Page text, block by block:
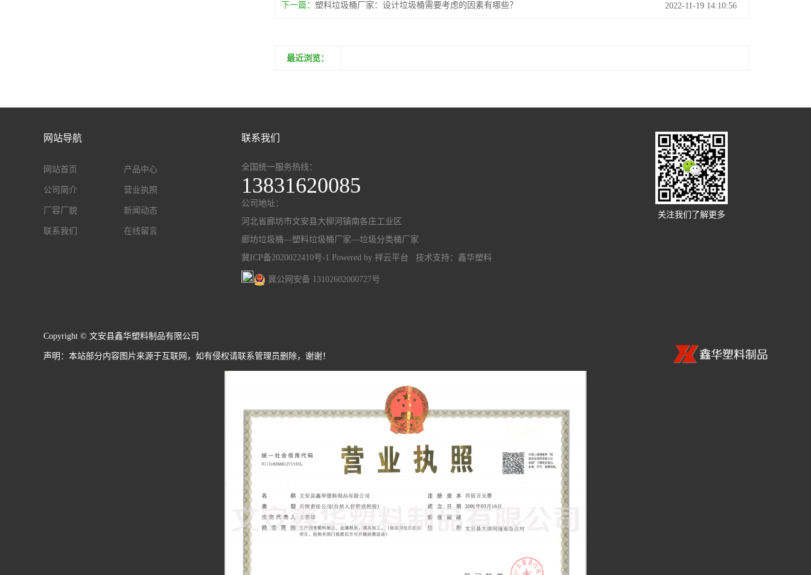
下一篇： 塑料垃圾桶厂家：设计垃圾桶需要考虑的因素有哪些？ 2022-11-19 14:10:56
最近浏览：
网站导航
网站首页 产品中心
公司简介 营业执照
厂容厂貌 新闻动态
联系我们 在线留言
联系我们
全国统一服务热线：
13831620085
公司地址：
河北省廊坊市文安县大柳河镇南各庄工业区
廊坊垃圾桶—塑料垃圾桶厂家—垃圾分类桶厂家
冀ICP备2020022410号-1 Powered by 祥云平台 技术支持： 鑫华塑料
冀公网安备 13102602000727号
关注我们了解更多
Copyright © 文安县鑫华塑料制品有限公司
声明：本站部分内容图片来源于互联网，如有侵权请联系管理员删除，谢谢！